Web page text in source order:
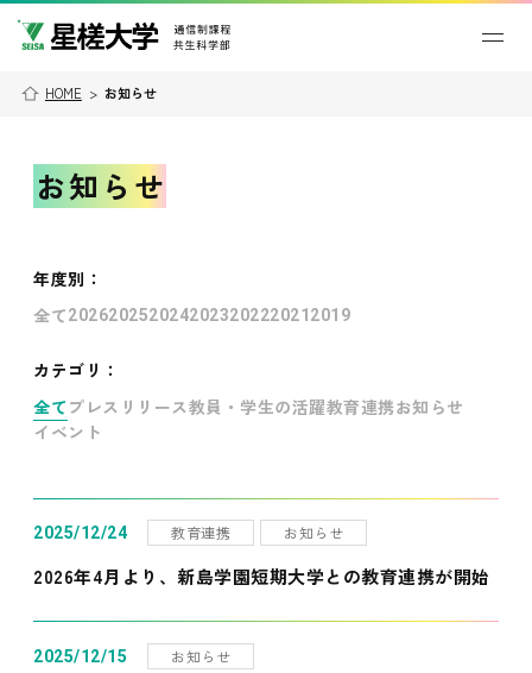
HOME > お知らせ
お知らせ
年度別 ：
全て202620252024202320222021 2019
カテゴリ：
全て プレスリリース教員・学生の活躍教育連携お知らせ
イベント
2025/12/24 教育連携 お知らせ
2026年4月より、新島学園短期大学との教育連携が開始
2025/12/15 お知らせ